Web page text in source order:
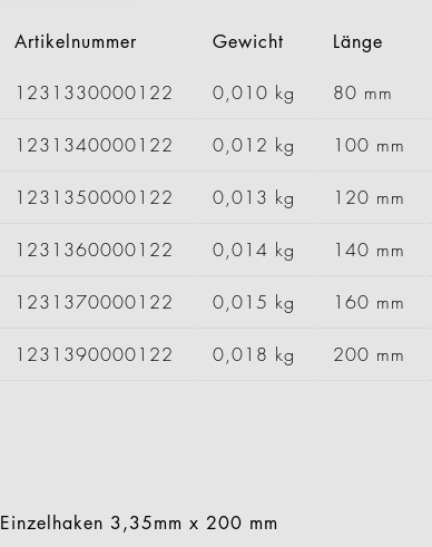
Artikelnummer Gewicht Länge
1231330000122 0,010 kg 80 mm
1231340000122 0,012 kg 100 mm
1231350000122 0,013 kg 120 mm
1231360000122 0,014 kg 140 mm
1231370000122 0,015 kg 160 mm
1231390000122 0,018 kg 200 mm
Einzelhaken 3,35mm x 200 mm